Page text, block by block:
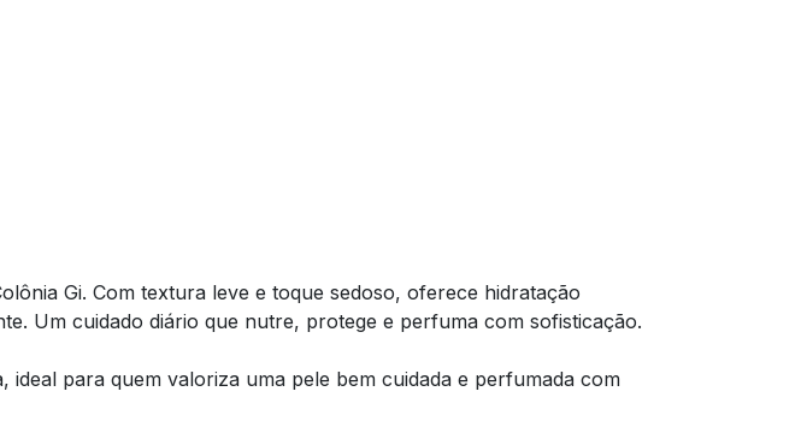
Gi. Com textura leve e toque sedoso, oferece hidratação
Um cuidado diário que nutre, protege e perfuma com sofisticação.
para quem valoriza uma pele bem cuidada e perfumada com